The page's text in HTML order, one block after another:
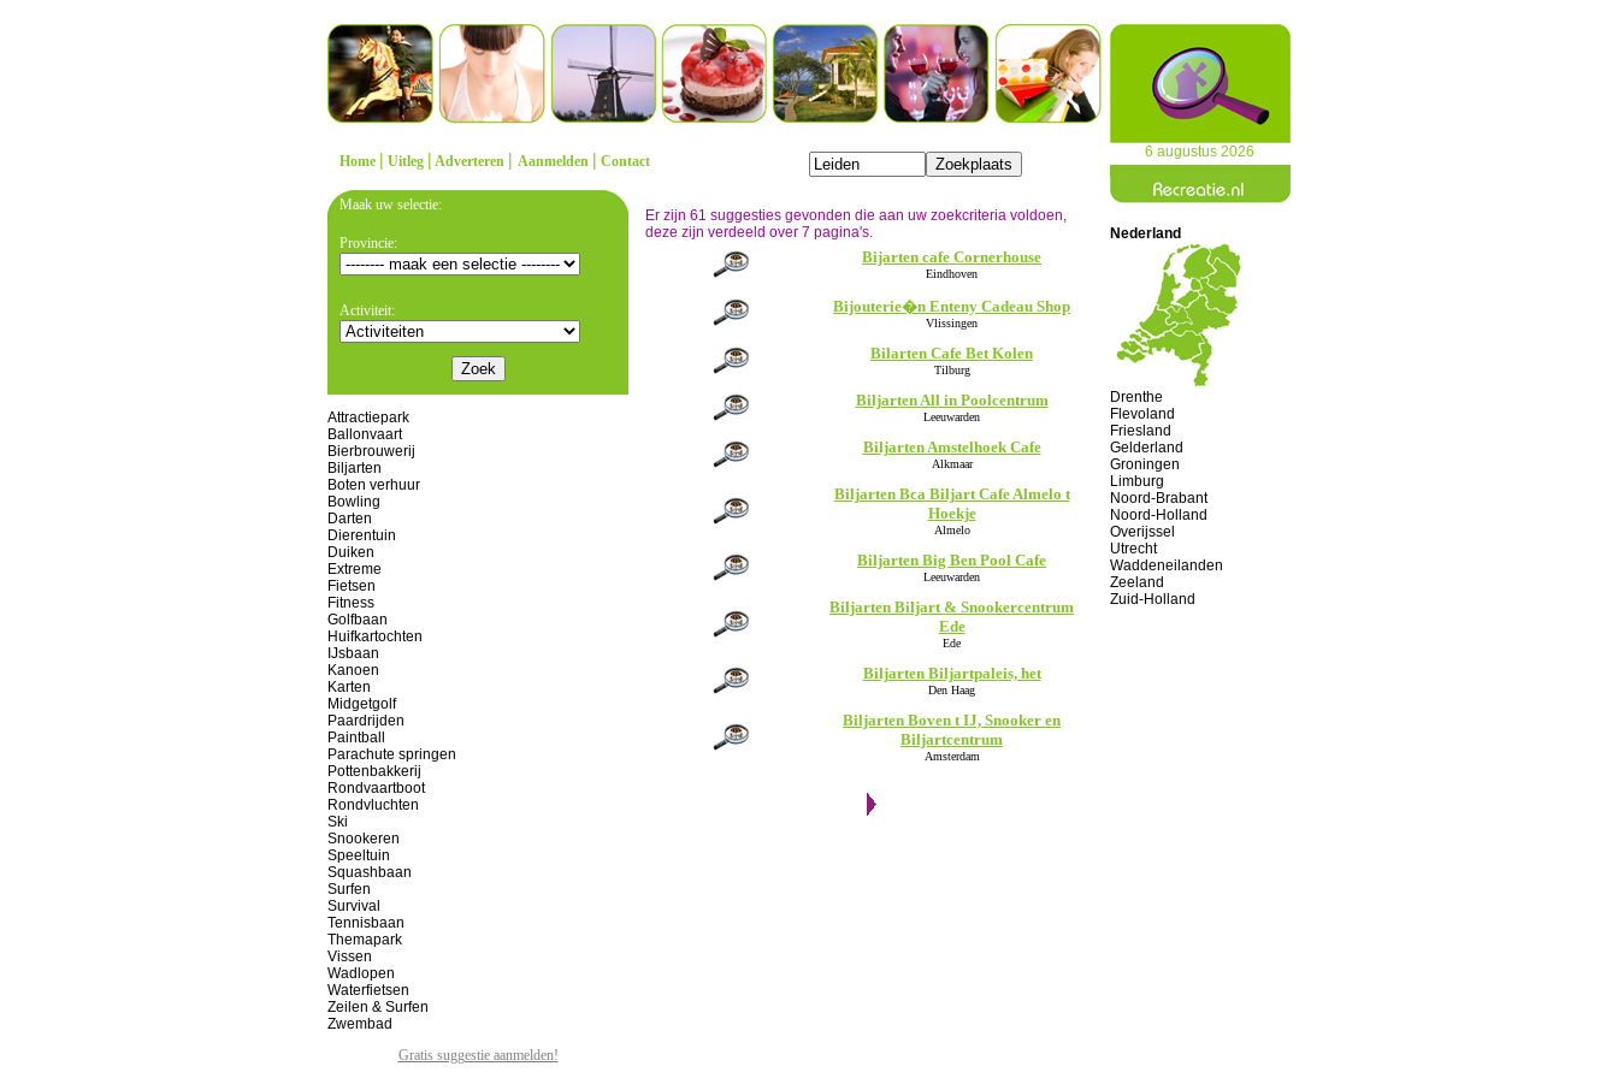
Home | Uitleg | Adverteren | Aanmelden | Contact
6 augustus 2026
Maak uw selectie:
Provincie:
Activiteit:
Attractiepark
Ballonvaart
Bierbrouwerij
Biljarten
Boten verhuur
Bowling
Darten
Dierentuin
Duiken
Extreme
Fietsen
Fitness
Golfbaan
Huifkartochten
IJsbaan
Kanoen
Karten
Midgetgolf
Paardrijden
Paintball
Parachute springen
Pottenbakkerij
Rondvaartboot
Rondvluchten
Ski
Snookeren
Speeltuin
Squashbaan
Surfen
Survival
Tennisbaan
Themapark
Vissen
Wadlopen
Waterfietsen
Zeilen & Surfen
Zwembad
Gratis suggestie aanmelden!
Er zijn 61 suggesties gevonden die aan uw zoekcriteria voldoen,
deze zijn verdeeld over 7 pagina's.
Bijarten cafe Cornerhouse
Eindhoven
Bijouterie�n Enteny Cadeau Shop
Vlissingen
Bilarten Cafe Bet Kolen
Tilburg
Biljarten All in Poolcentrum
Leeuwarden
Biljarten Amstelhoek Cafe
Alkmaar
Biljarten Bca Biljart Cafe Almelo t
Hoekje
Almelo
Biljarten Big Ben Pool Cafe
Leeuwarden
Biljarten Biljart & Snookercentrum
Ede
Ede
Biljarten Biljartpaleis, het
Den Haag
Biljarten Boven t IJ, Snooker en
Biljartcentrum
Amsterdam
Nederland
Drenthe
Flevoland
Friesland
Gelderland
Groningen
Limburg
Noord-Brabant
Noord-Holland
Overijssel
Utrecht
Waddeneilanden
Zeeland
Zuid-Holland